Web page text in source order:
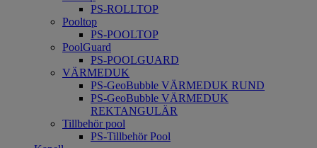
PS-ROLLTOP
Pooltop
PS-POOLTOP
PoolGuard
PS-POOLGUARD
VÄRMEDUK
PS-GeoBubble VÄRMEDUK RUND
PS-GeoBubble VÄRMEDUK
REKTANGULÄR
Tillbehör pool
PS-Tillbehör Pool